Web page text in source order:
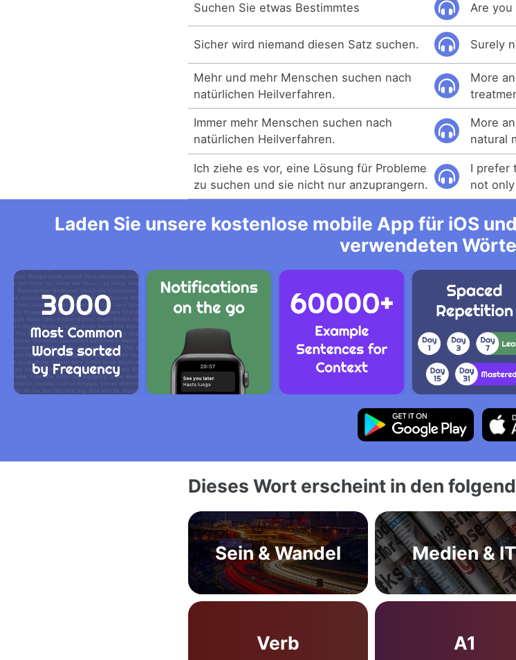
Suchen Sie etwas Bestimmtes Are
Sicher wird niemand diesen Satz suchen. Surely
Mehr und mehr Menschen suchen nach
natürlichen Heilverfahren.
More
Immer mehr Menschen suchen nach
natürlichen Heilverfahren.
More
natural
Ich ziehe es vor, eine Lösung für Probleme
zu suchen und sie nicht nur anzuprangern.
I prefer
not
Laden Sie unsere kostenlose mobile App für iOS
verwendeten
Dieses Wort erscheint in den
Sein & Wandel Medien &
Verb A1